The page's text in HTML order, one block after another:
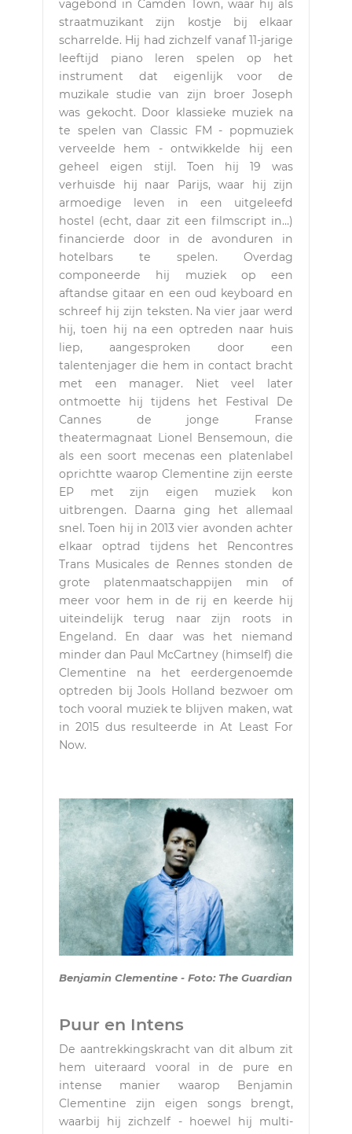
vagebond in Camden Town, waar hij als
straatmuzikant zijn kostje bij elkaar
scharrelde. Hij had zichzelf vanaf 11-jarige
leeftijd piano leren spelen op het
instrument dat eigenlijk voor de
muzikale studie van zijn broer Joseph
was gekocht. Door klassieke muziek na
te spelen van Classic FM - popmuziek
verveelde hem - ontwikkelde hij een
geheel eigen stijl. Toen hij 19 was
verhuisde hij naar Parijs, waar hij zijn
armoedige leven in een uitgeleefd
hostel (echt, daar zit een filmscript in…)
financierde door in de avonduren in
hotelbars te spelen. Overdag
componeerde hij muziek op een
aftandse gitaar en een oud keyboard en
schreef hij zijn teksten. Na vier jaar werd
hij, toen hij na een optreden naar huis
liep, aangesproken door een
talentenjager die hem in contact bracht
met een manager. Niet veel later
ontmoette hij tijdens het Festival De
Cannes de jonge Franse
theatermagnaat Lionel Bensemoun, die
als een soort mecenas een platenlabel
oprichtte waarop Clementine zijn eerste
EP met zijn eigen muziek kon
uitbrengen. Daarna ging het allemaal
snel. Toen hij in 2013 vier avonden achter
elkaar optrad tijdens het Rencontres
Trans Musicales de Rennes stonden de
grote platenmaatschappijen min of
meer voor hem in de rij en keerde hij
uiteindelijk terug naar zijn roots in
Engeland. En daar was het niemand
minder dan Paul McCartney (himself) die
Clementine na het eerdergenoemde
optreden bij Jools Holland bezwoer om
toch vooral muziek te blijven maken, wat
in 2015 dus resulteerde in At Least For
Now.
Benjamin Clementine - Foto: The Guardian
Puur en Intens
De aantrekkingskracht van dit album zit
hem uiteraard vooral in de pure en
intense manier waarop Benjamin
Clementine zijn eigen songs brengt,
waarbij hij zichzelf - hoewel hij multi-